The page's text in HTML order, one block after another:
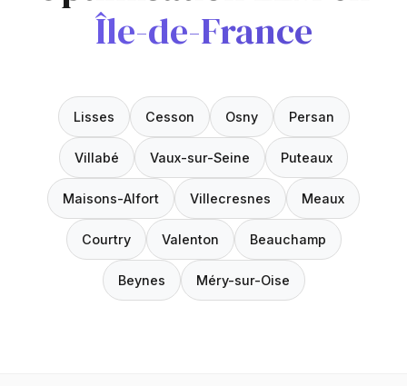
Île-de-France
Lisses Cesson Osny Persan
Villabé Vaux-sur-Seine Puteaux
Maisons-Alfort Villecresnes Meaux
Courtry Valenton Beauchamp
Beynes Méry-sur-Oise